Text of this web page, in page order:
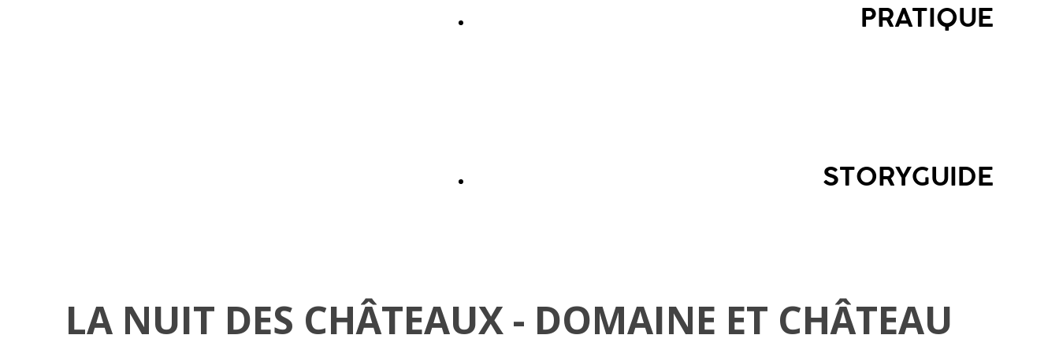
PRATIQUE
STORYGUIDE
LA NUIT DES CHÂTEAUX - DOMAINE ET CHÂTEAU